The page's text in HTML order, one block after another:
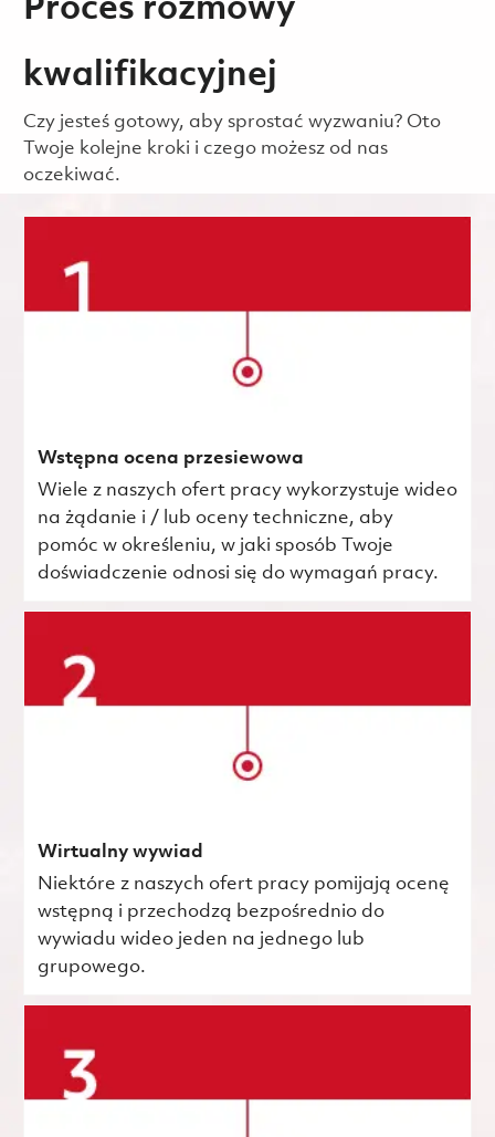
Proces rozmowy
kwalifikacyjnej
Czy jesteś gotowy, aby sprostać wyzwaniu? Oto
Twoje kolejne kroki i czego możesz od nas
oczekiwać.
Wstępna ocena przesiewowa
Wiele z naszych ofert pracy wykorzystuje wideo
na żądanie i / lub oceny techniczne, aby
pomóc w określeniu, w jaki sposób Twoje
doświadczenie odnosi się do wymagań pracy.
Wirtualny wywiad
Niektóre z naszych ofert pracy pomijają ocenę
wstępną i przechodzą bezpośrednio do
wywiadu wideo jeden na jednego lub
grupowego.